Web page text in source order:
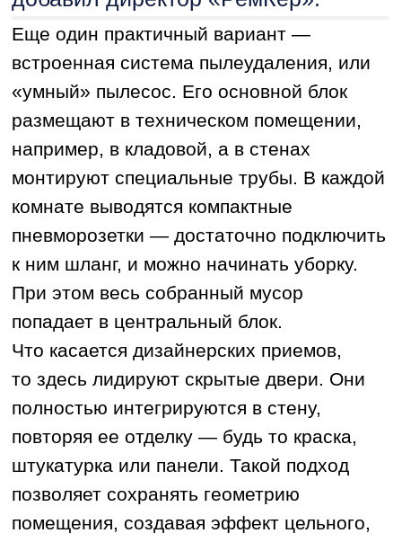
КОМАНДА РАСТЕТ
ВМЕСТЕ С КОМПАНИЕЙ
Стабильность и высокое качество
работы обеспечивает
профессиональная команда
«РемКер»: многие мастера работают
в компании более пяти лет.
В постоянных партнерах — бригады
опытных электриков и сантехников.
«Мы выстраиваем работу так,
чтобы с нами оставались те, кто
разделяет наш подход к качеству
каждой зоны», — рассказал
господин Алексеев.
Этот же принцип целостности
распространяется и на материалы. Все
закупки строго соответствуют
утвержденному дизайн-проекту,
а дизайнер помогает подобрать
проверенных поставщиков, что
гарантирует и согласованность стиля,
и соблюдение сроков поставки.